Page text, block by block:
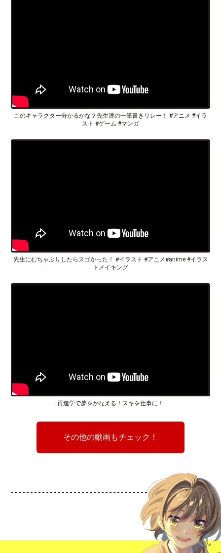
このキャラクター分かるかな？先生達の一筆書きリレー！ #アニメ #イラ
スト #ゲーム #マンガ
先生にむちゃぶりしたらスゴかった！ #イラスト #アニメ#anime #イラス
トメイキング
再進学で夢をかなえる！スキを仕事に！
その他の動画もチェック！